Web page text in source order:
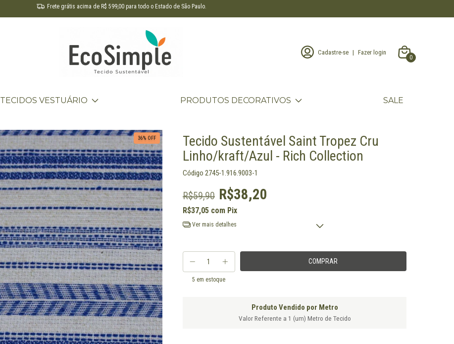
Frete grátis acima de R$ 599,00 para todo o Estado de São Paulo.
Cadastre-se | Fazer login
0
TECIDOS VESTUÁRIO PRODUTOS DECORATIVOS SALE
36% OFF
Tecido Sustentável Saint Tropez Cru
Linho/kraft/Azul - Rich Collection
Código 2745-1.916.9003-1
R$59,90 R$38,20
R$37,05 com Pix
Ver mais detalhes
5 em estoque
Produto Vendido por Metro
Valor Referente a 1 (um) Metro de Tecido